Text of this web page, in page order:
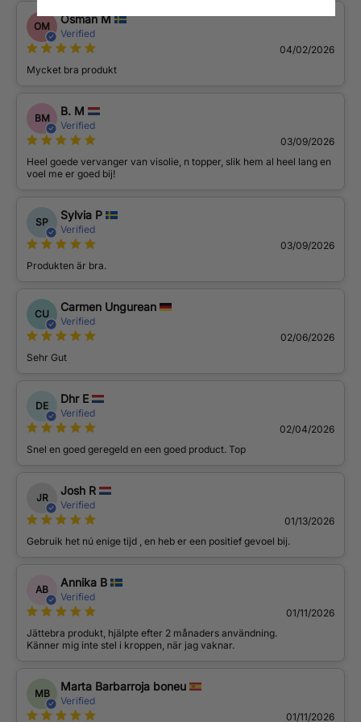
OM
Osman M
Verified
04/02/2026
Mycket bra produkt
BM
B. M
Verified
03/09/2026
Heel goede vervanger van visolie, n topper, slik hem al heel lang en
voel me er goed bij!
SP
Sylvia P
Verified
03/09/2026
Produkten är bra.
CU
Carmen Ungurean
Verified
02/06/2026
Sehr Gut
DE
Dhr E
Verified
02/04/2026
Snel en goed geregeld en een goed product. Top
JR
Josh R
Verified
01/13/2026
Gebruik het nú enige tijd , en heb er een positief gevoel bij.
AB
Annika B
Verified
01/11/2026
Jättebra produkt, hjälpte efter 2 månaders användning.
Känner mig inte stel i kroppen, när jag vaknar.
MB
Marta Barbarroja boneu
Verified
01/11/2026